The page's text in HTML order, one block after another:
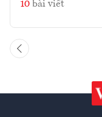
10 bài viết